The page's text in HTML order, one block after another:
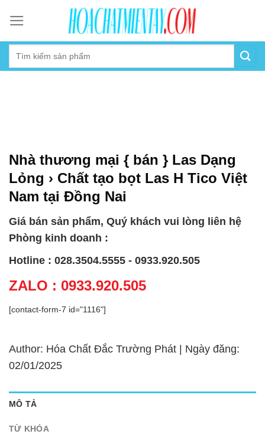
content
Nhà thương mại { bán } Las Dạng
Lỏng › Chất tạo bọt Las H Tico Việt
Nam tại Đồng Nai
Giá bán sản phẩm, Quý khách vui lòng liên hệ
Phòng kinh doanh :
Hotline : 028.3504.5555 - 0933.920.505
ZALO : 0933.920.505
[contact-form-7 id="1116"]
Author: Hóa Chất Đắc Trường Phát | Ngày đăng:
02/01/2025
MÔ TẢ
TỪ KHÓA